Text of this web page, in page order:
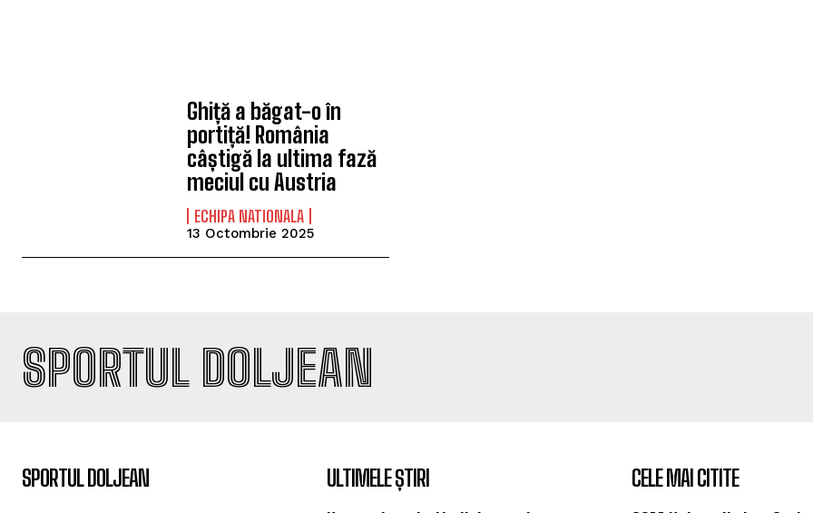
Ghiță a băgat-o în
portiță! România
câștigă la ultima fază
meciul cu Austria
ECHIPA NATIONALA
13 Octombrie 2025
SPORTUL DOLJEAN
SPORTUL DOLJEAN ULTIMELE ȘTIRI CELE MAI CITITE